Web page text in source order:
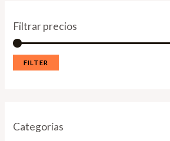
Filtrar precios
FILTER
Categorías